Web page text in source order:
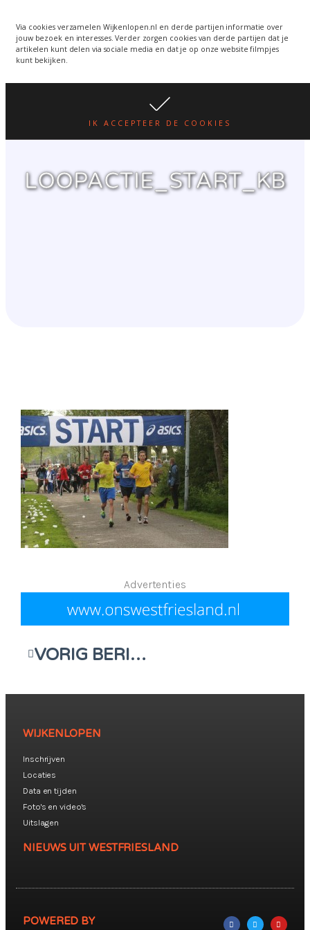
Via cookies verzamelen Wijkenlopen.nl en derde partijen informatie over
jouw bezoek en interesses. Verder zorgen cookies van derde partijen dat je
artikelen kunt delen via sociale media en dat je op onze website filmpjes
kunt bekijken.
IK ACCEPTEER DE COOKIES
wordt een week verplaatst
i.v.m. warmte. lees hier
WIJKENLOPEN.NL
LOOPACTIE_START_KB
Advertenties
VORIG BERICHT
WIJKENLOPEN
Inschrijven
Locaties
Data en tijden
Foto's en video's
Uitslagen
NIEUWS UIT WESTFRIESLAND
POWERED BY